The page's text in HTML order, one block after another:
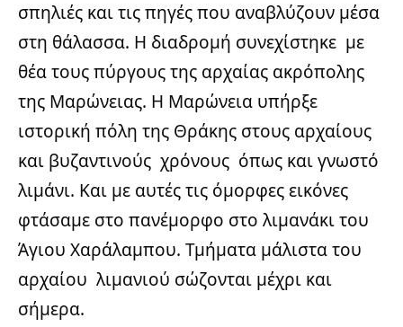
σπηλιές και τις πηγές που αναβλύζουν μέσα
στη θάλασσα. Η διαδρομή συνεχίστηκε με
θέα τους πύργους της αρχαίας ακρόπολης
της Μαρώνειας. Η Μαρώνεια υπήρξε
ιστορική πόλη της Θράκης στους αρχαίους
και βυζαντινούς χρόνους όπως και γνωστό
λιμάνι. Και με αυτές τις όμορφες εικόνες
φτάσαμε στο πανέμορφο στο λιμανάκι του
Άγιου Χαράλαμπου. Τμήματα μάλιστα του
αρχαίου λιμανιού σώζονται μέχρι και
σήμερα.